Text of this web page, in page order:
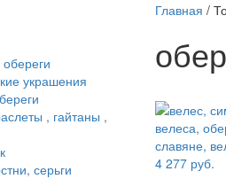
украшения
, гайтаны ,
серьги
Главная /
4 277 руб.